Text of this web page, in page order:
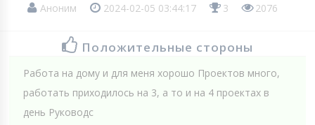
Аноним 2024-02-05 03:44:17 3 2076
Положительные стороны
Работа на дому и для меня хорошо Проектов много,
работать приходилось на 3, а то и на 4 проектах в
день Руководс